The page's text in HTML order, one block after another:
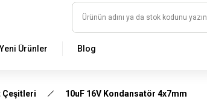
Yeni Ürünler Blog
Çeşitleri 10uF 16V Kondansatör 4x7mm